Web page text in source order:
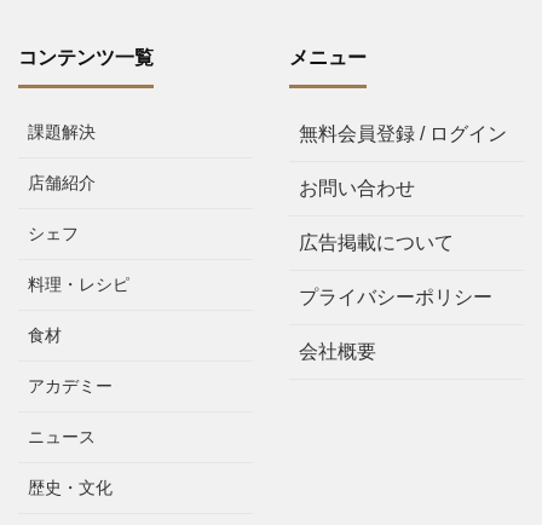
コンテンツ一覧
課題解決
店舗紹介
シェフ
料理・レシピ
食材
アカデミー
ニュース
歴史・文化
メニュー
無料会員登録 / ログイン
お問い合わせ
広告掲載について
プライバシーポリシー
会社概要